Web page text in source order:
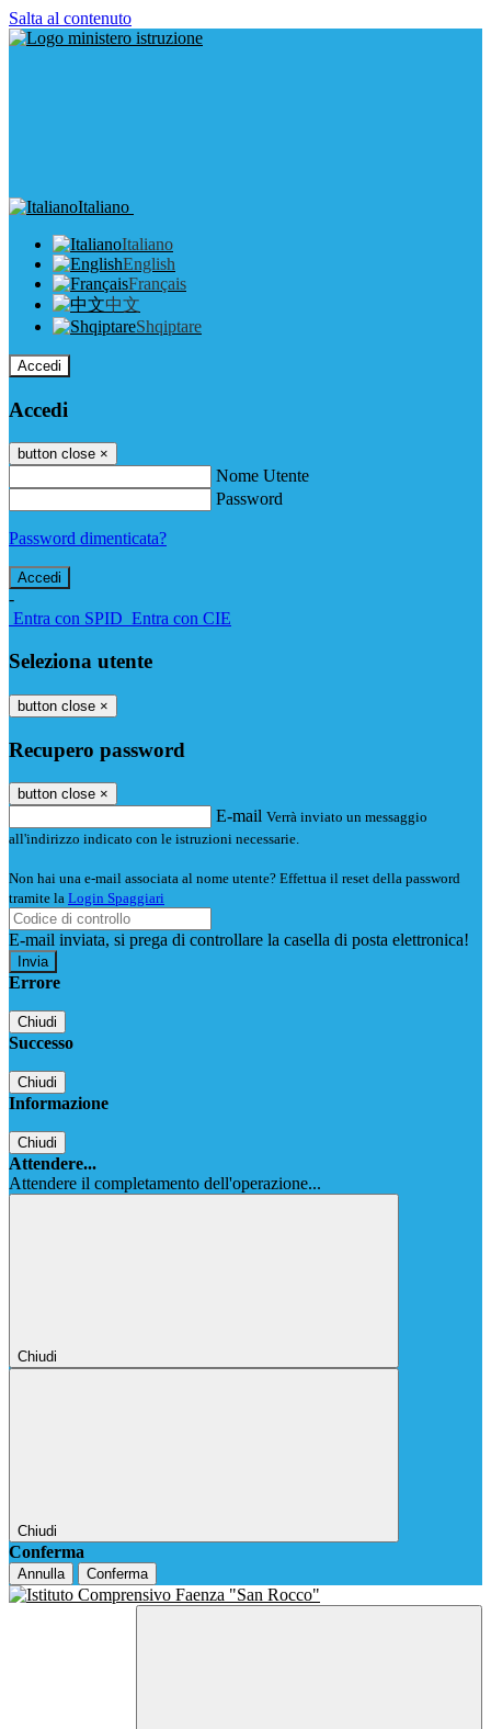
Salta al contenuto
Italiano
Italiano
English
Français
中文
Shqiptare
Accedi
Accedi
button close ×
Nome Utente
Password
Password dimenticata?
-
Entra con SPID Entra con CIE
Seleziona utente
button close ×
Recupero password
button close ×
E-mail Verrà inviato un messaggio
all'indirizzo indicato con le istruzioni necessarie.
Non hai una e-mail associata al nome utente? Effettua il reset della password
tramite la Login Spaggiari
E-mail inviata, si prega di controllare la casella di posta elettronica!
Errore
Chiudi
Successo
Chiudi
Informazione
Chiudi
Attendere...
Attendere il completamento dell'operazione...
Chiudi
Chiudi
Conferma
Annulla Conferma